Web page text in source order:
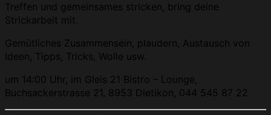
Treffen und gemeinsames stricken, bring deine
Strickarbeit mit.
Gemütliches Zusammensein, plaudern, Austausch von
Ideen, Tipps, Tricks, Wolle usw.
um 14:00 Uhr, im Gleis 21 Bistro – Lounge,
Buchsackerstrasse 21, 8953 Dietikon, 044 545 87 22